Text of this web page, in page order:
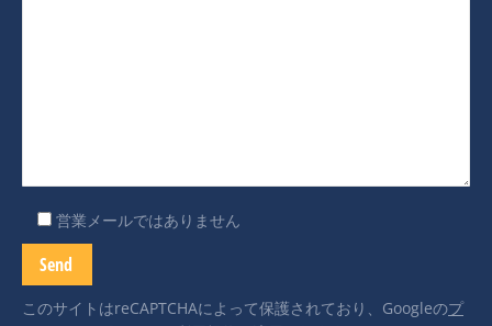
営業メールではありません
このサイトはreCAPTCHAによって保護されており、Googleのプ